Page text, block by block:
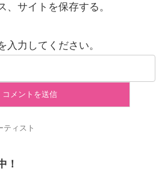
、サイトを保存する。
入力してください。
ティスト
！